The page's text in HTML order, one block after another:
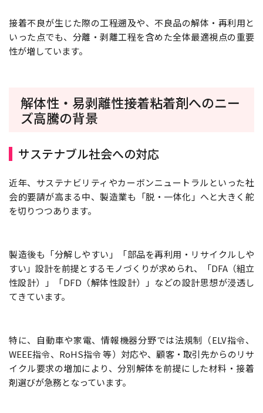
接着不良が生じた際の工程遡及や、不良品の解体・再利用と
いった点でも、分離・剥離工程を含めた全体最適視点の重要
性が増しています。
解体性・易剥離性接着粘着剤へのニー
ズ高騰の背景
サステナブル社会への対応
近年、サステナビリティやカーボンニュートラルといった社
会的要請が高まる中、製造業も「脱・一体化」へと大きく舵
を切りつつあります。
製造後も「分解しやすい」「部品を再利用・リサイクルしや
すい」設計を前提とするモノづくりが求められ、「DFA（組立
性設計）」「DFD（解体性設計）」などの設計思想が浸透し
てきています。
特に、自動車や家電、情報機器分野では法規制（ELV指令、
WEEE指令、RoHS指令 等）対応や、顧客・取引先からのリサ
イクル要求の増加により、分別解体を前提にした材料・接着
剤選びが急務となっています。